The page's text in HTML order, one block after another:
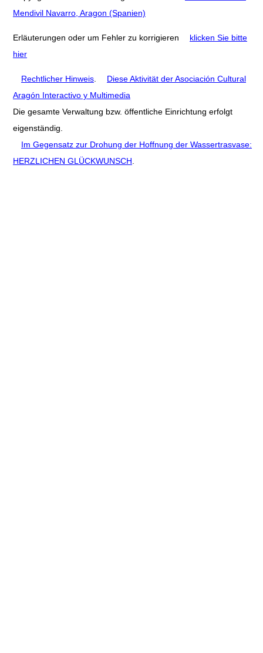
Mendivil Navarro, Aragon (Spanien)
Erläuterungen oder um Fehler zu korrigieren
klicken Sie bitte
hier
Rechtlicher Hinweis
Diese Aktivität der Asociación Cultural
Aragón Interactivo y Multimedia
Die gesamte Verwaltung bzw. öffentliche Einrichtung erfolgt
eigenständig.
Im Gegensatz zur Drohung der Hoffnung der Wassertrasvase:
HERZLICHEN GLÜCKWUNSCH